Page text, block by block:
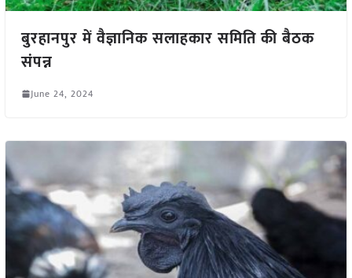
बुरहानपुर में वैज्ञानिक सलाहकार समिति की बैठक
संपन्न
June 24, 2024